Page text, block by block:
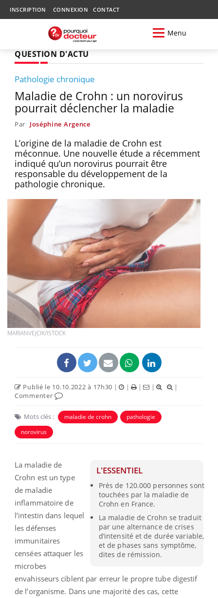
INSCRIPTION CONNEXION CONTACT
Menu
QUESTION D'ACTU
Pathologie chronique
Maladie de Crohn : un norovirus
pourrait déclencher la maladie
Par Joséphine Argence
L’origine de la maladie de Crohn est
méconnue. Une nouvelle étude a récemment
indiqué qu’un norovirus pourrait être
responsable du développement de la
pathologie chronique.
MARIANVEJCIK/ISTOCK
Publié le 10.10.2022 à 17h30 | | | |
|
Commenter
Mots clés : maladie de crohn
pathologie
norovirus
L'ESSENTIEL
Près de 120.000 personnes sont
touchées par la maladie de
Crohn en France.
La maladie de Crohn se traduit
par une alternance de crises
d’intensité et de durée variable,
et de phases sans symptôme,
dites de rémission.
La maladie de
Crohn est un type
de maladie
inflammatoire de
l’intestin dans lequel
les défenses
immunitaires
censées attaquer les
microbes
envahisseurs ciblent par erreur le propre tube digestif
de l’organisme. Dans une majorité des cas, cette